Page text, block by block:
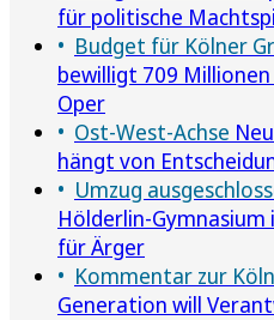
für politische
Budget für Kölner
bewilligt 709
Oper
Ost-West-Achse
hängt von
Umzug
Hölderlin-
für Ärger
Kommentar zur
Generation will